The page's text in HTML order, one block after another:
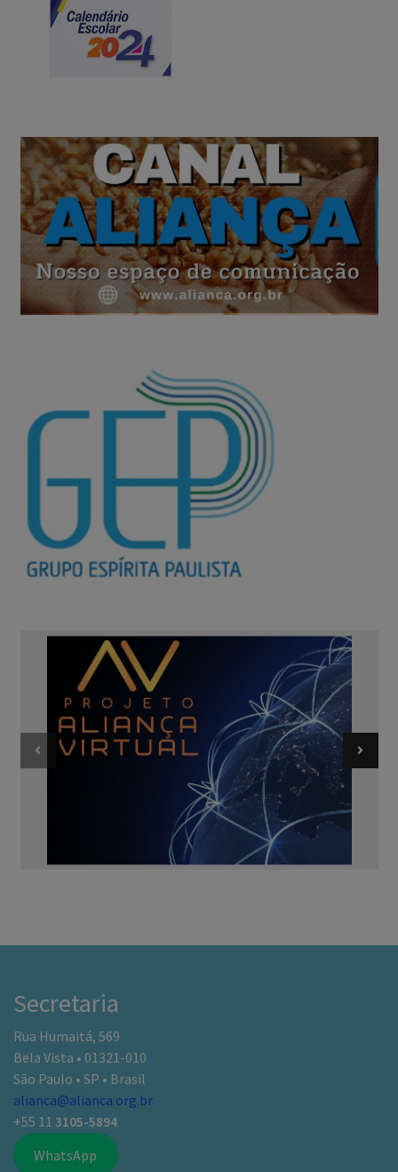
Secretaria
Rua Humaitá, 569
Bela Vista • 01321-010
São Paulo • SP • Brasil
alianca@alianca.org.br
+55 11 3105-5894
WhatsApp